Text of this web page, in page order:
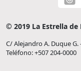
© 2019 La Estrella de
C/ Alejandro A. Duque
Teléfono: +507 204-0000